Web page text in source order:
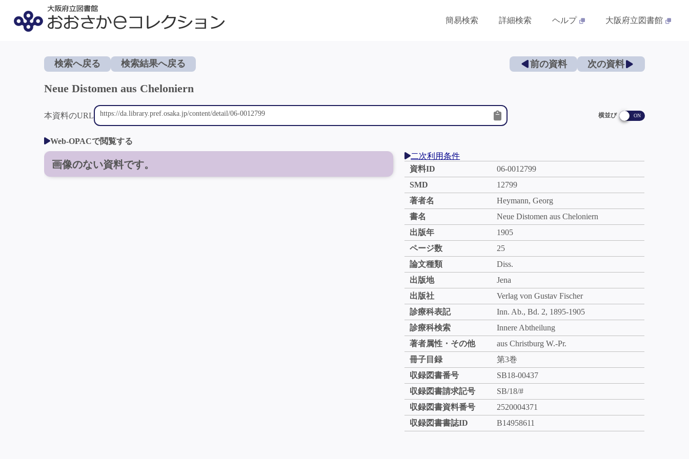
簡易検索 詳細検索 ヘルプ 大阪府立図書館
検索へ戻る 検索結果へ戻る 前の資料 次の資料
Neue Distomen aus Cheloniern
本資料のURL 横並び
Web-OPACで閲覧する
画像のない資料です。
二次利用条件
資料ID
06-0012799
SMD
12799
著者名
Heymann, Georg
書名
Neue Distomen aus Cheloniern
出版年
1905
ページ数
25
論文種類
Diss.
出版地
Jena
出版社
Verlag von Gustav Fischer
診療科表記
Inn. Ab., Bd. 2, 1895-1905
診療科検索
Innere Abtheilung
著者属性・その他
aus Christburg W.-Pr.
冊子目録
第3巻
収録図書番号
SB18-00437
収録図書請求記号
SB/18/#
収録図書資料番号
2520004371
収録図書書誌ID
B14958611